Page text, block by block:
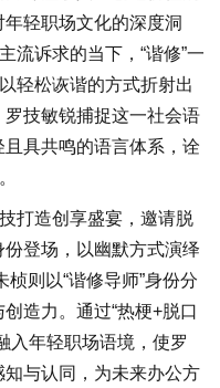
轻职场文化的深度洞
流诉求的当下，“谐修”一
轻松诙谐的方式折射出
技敏锐捕捉这一社会语
具共鸣的语言体系，诠
打造创享盛宴，邀请脱
份登场，以幽默方式演绎
则以“谐修导师”身份分
造力。通过“热梗+脱口
入年轻职场语境，使罗
与认同，为未来办公方